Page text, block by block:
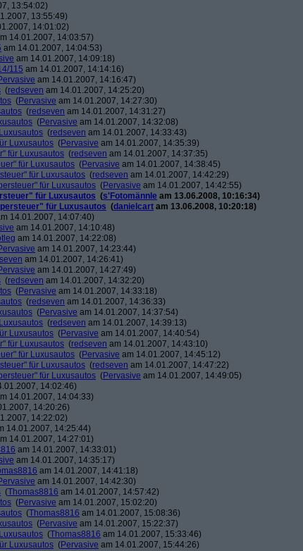
13:54:02)
13:55:49)
14:01:02)
14.01.2007, 14:03:57)
am 14.01.2007, 14:04:53)
am 14.01.2007, 14:09:18)
115 am 14.01.2007, 14:14:16)
am 14.01.2007, 14:16:47)
(redseven am 14.01.2007, 14:25:20)
(Pervasive am 14.01.2007, 14:27:30)
(redseven am 14.01.2007, 14:31:27)
(Pervasive am 14.01.2007, 14:32:08)
(redseven am 14.01.2007, 14:33:43)
Luxusautos (Pervasive am 14.01.2007, 14:35:39)
für Luxusautos (redseven am 14.01.2007, 14:37:35)
für Luxusautos (Pervasive am 14.01.2007, 14:38:45)
für Luxusautos (redseven am 14.01.2007, 14:42:29)
für Luxusautos (Pervasive am 14.01.2007, 14:42:55)
für Luxusautos (s'Fotomännle am 13.06.2008, 10:16:34)
für Luxusautos (danielcart am 13.06.2008, 10:20:18)
14.01.2007, 14:07:40)
am 14.01.2007, 14:10:48)
am 14.01.2007, 14:22:08)
am 14.01.2007, 14:23:44)
am 14.01.2007, 14:26:41)
am 14.01.2007, 14:27:49)
(redseven am 14.01.2007, 14:32:20)
(Pervasive am 14.01.2007, 14:33:18)
(redseven am 14.01.2007, 14:36:33)
(Pervasive am 14.01.2007, 14:37:54)
(redseven am 14.01.2007, 14:39:13)
Luxusautos (Pervasive am 14.01.2007, 14:40:54)
für Luxusautos (redseven am 14.01.2007, 14:43:10)
für Luxusautos (Pervasive am 14.01.2007, 14:45:12)
für Luxusautos (redseven am 14.01.2007, 14:47:22)
für Luxusautos (Pervasive am 14.01.2007, 14:49:05)
14:02:46)
14.01.2007, 14:04:33)
14:20:26)
14:22:02)
14.01.2007, 14:25:44)
14.01.2007, 14:27:01)
am 14.01.2007, 14:33:01)
am 14.01.2007, 14:35:17)
am 14.01.2007, 14:41:18)
am 14.01.2007, 14:42:30)
(Thomas8816 am 14.01.2007, 14:57:42)
(Pervasive am 14.01.2007, 15:02:20)
(Thomas8816 am 14.01.2007, 15:08:36)
(Pervasive am 14.01.2007, 15:22:37)
(Thomas8816 am 14.01.2007, 15:33:46)
Luxusautos (Pervasive am 14.01.2007, 15:44:26)